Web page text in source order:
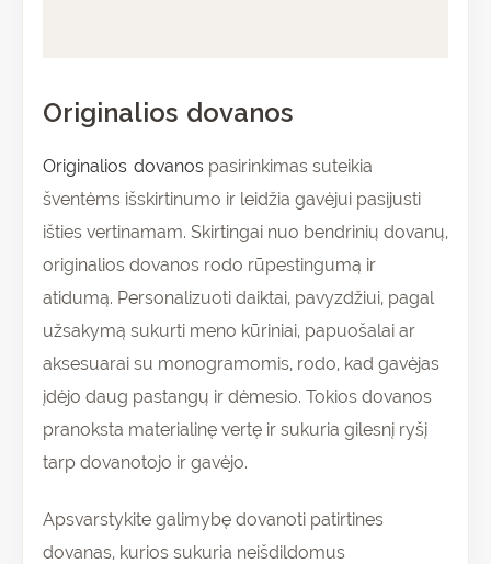
Originalios dovanos
Originalios dovanos pasirinkimas suteikia
šventėms išskirtinumo ir leidžia gavėjui pasijusti
išties vertinamam. Skirtingai nuo bendrinių dovanų,
originalios dovanos rodo rūpestingumą ir
atidumą. Personalizuoti daiktai, pavyzdžiui, pagal
užsakymą sukurti meno kūriniai, papuošalai ar
aksesuarai su monogramomis, rodo, kad gavėjas
įdėjo daug pastangų ir dėmesio. Tokios dovanos
pranoksta materialinę vertę ir sukuria gilesnį ryšį
tarp dovanotojo ir gavėjo.
Apsvarstykite galimybę dovanoti patirtines
dovanas, kurios sukuria neišdildomus